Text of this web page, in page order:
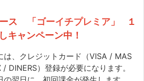
ス 「ゴーイチプレミア」
１
キャンペーン中！
は、クレジットカード（VISA / MAS
DINERS）登録が必要になります。